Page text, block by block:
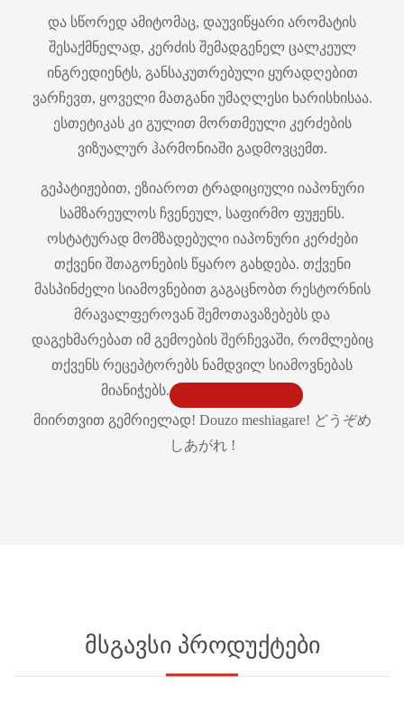
და სწორედ ამიტომაც, დაუვიწყარი არომატის
შესაქმნელად, კერძის შემადგენელ ცალკეულ
ინგრედიენტს, განსაკუთრებული ყურადღებით
ვარჩევთ, ყოველი მათგანი უმაღლესი ხარისხისაა.
ესთეტიკას კი გულით მორთმეული კერძების
ვიზუალურ ჰარმონიაში გადმოვცემთ.
გეპატიჟებით, ეზიაროთ ტრადიციული იაპონური
სამზარეულოს ჩვენეულ, საფირმო ფუჟენს.
ოსტატურად მომზადებული იაპონური კერძები
თქვენი შთაგონების წყარო გახდება. თქვენი
მასპინძელი სიამოვნებით გაგაცნობთ რესტორნის
მრავალფეროვან შემოთავაზებებს და
დაგეხმარებათ იმ გემოების შერჩევაში, რომლებიც
თქვენს რეცეპტორებს ნამდვილ სიამოვნებას
მიანიჭებს.
მიირთვით გემრიელად! Douzo meshiagare! どうぞめ
しあがれ !
მსგავსი პროდუქტები